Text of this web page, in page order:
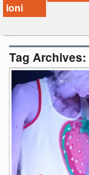
Chi siamo
Contatti
dT in English
ioni
Tag Archives: